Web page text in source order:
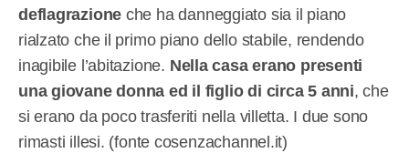
deflagrazione che ha danneggiato sia il piano
rialzato che il primo piano dello stabile, rendendo
inagibile l’abitazione. Nella casa erano presenti
una giovane donna ed il figlio di circa 5 anni, che
si erano da poco trasferiti nella villetta. I due sono
rimasti illesi. (fonte cosenzachannel.it)